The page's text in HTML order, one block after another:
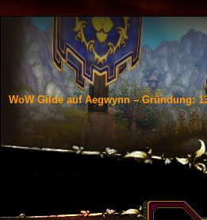
WoW Gilde auf Aegwynn – Gründung: